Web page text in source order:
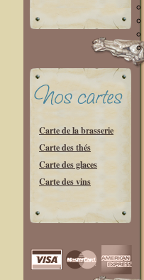
Carte de la brasserie
Carte des thés
Carte des glaces
Carte des vins